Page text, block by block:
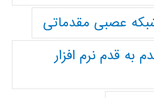
عصبی مقدماتی
به قدم نرم افزار